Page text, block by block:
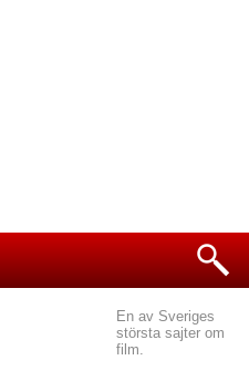
En av Sveriges
största sajter om
film.